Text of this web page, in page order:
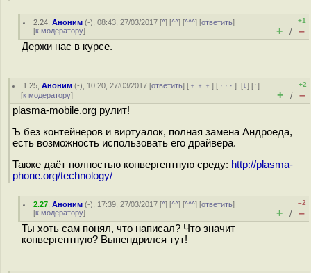
2.24 ,Аноним (-), 08:43, 27/03/2017 [^] [^^] [^^^] [ответить]
[к модератору]
+1
+ / –
Держи нас в курсе.
1.25 ,Аноним (-), 10:20, 27/03/2017 [ответить] [ ﹢﹢﹢] [ · · ·][↓] [↑]
[к модератору]
+2
+ / –
plasma-mobile.org рулит!
Ъ без контейнеров и виртуалок, полная замена Андроеда,
есть возможность использовать его драйвера.
Также даёт полностью конвергентную среду: http://plasma-
phone.org/technology/
2.27 ,Аноним (-), 17:39, 27/03/2017 [^] [^^] [^^^] [ответить]
[к модератору]
–2
+ / –
Ты хоть сам понял, что написал? Что значит
конвергентную? Выпендрился тут!